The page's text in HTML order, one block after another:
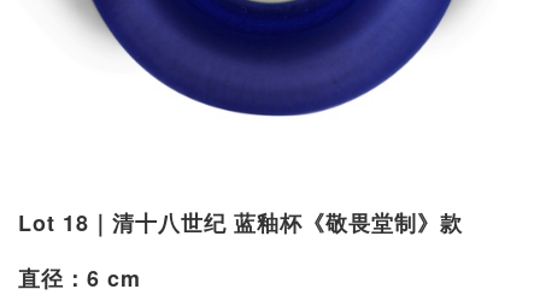
Lot 18｜清十八世纪 蓝釉杯《敬畏堂制》款
直径：6 cm